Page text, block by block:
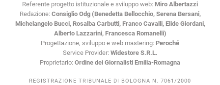
Referente progetto istituzionale e sviluppo web: Miro Albertazzi
Redazione: Consiglio Odg (Benedetta Bellocchio, Serena Bersani,
Michelangelo Bucci, Rosalba Carbutti, Franco Cavalli, Elide Giordani,
Alberto Lazzarini, Francesca Romanelli)
Progettazione, sviluppo e web mastering: Peroché
Service Provider: Widestore S.R.L.
Proprietario: Ordine dei Giornalisti Emilia-Romagna
REGISTRAZIONE TRIBUNALE DI BOLOGNA N. 7061/2000